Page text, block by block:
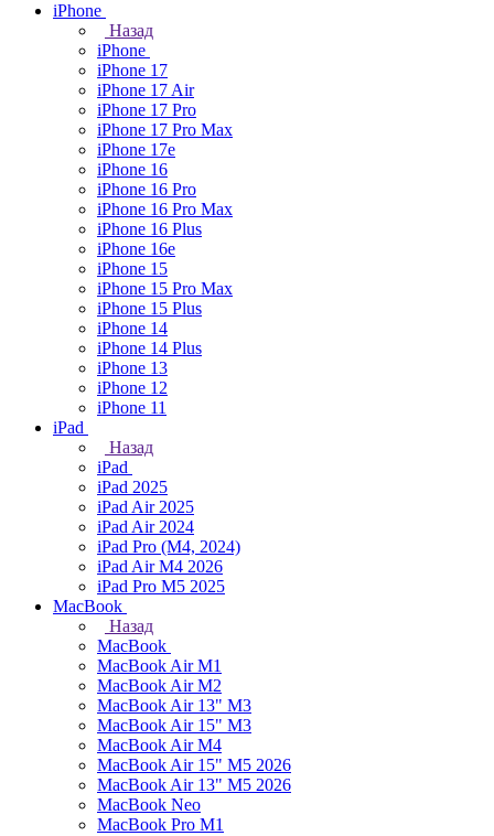
iPhone
Назад
iPhone
iPhone 17
iPhone 17 Air
iPhone 17 Pro
iPhone 17 Pro Max
iPhone 17e
iPhone 16
iPhone 16 Pro
iPhone 16 Pro Max
iPhone 16 Plus
iPhone 16e
iPhone 15
iPhone 15 Pro Max
iPhone 15 Plus
iPhone 14
iPhone 14 Plus
iPhone 13
iPhone 12
iPhone 11
iPad
Назад
iPad
iPad 2025
iPad Air 2025
iPad Air 2024
iPad Pro (M4, 2024)
iPad Air M4 2026
iPad Pro M5 2025
MacBook
Назад
MacBook
MacBook Air M1
MacBook Air M2
MacBook Air 13" M3
MacBook Air 15" M3
MacBook Air M4
MacBook Air 15" М5 2026
MacBook Air 13" М5 2026
MacBook Neo
MacBook Pro M1